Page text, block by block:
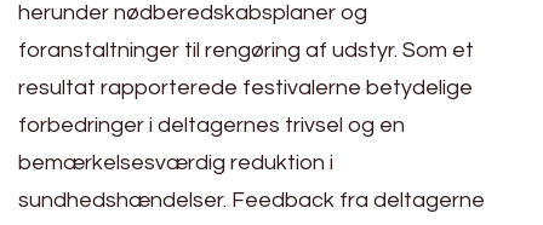
herunder nødberedskabsplaner og
foranstaltninger til rengøring af udstyr. Som et
resultat rapporterede festivalerne betydelige
forbedringer i deltagernes trivsel og en
bemærkelsesværdig reduktion i
sundhedshændelser. Feedback fra deltagerne